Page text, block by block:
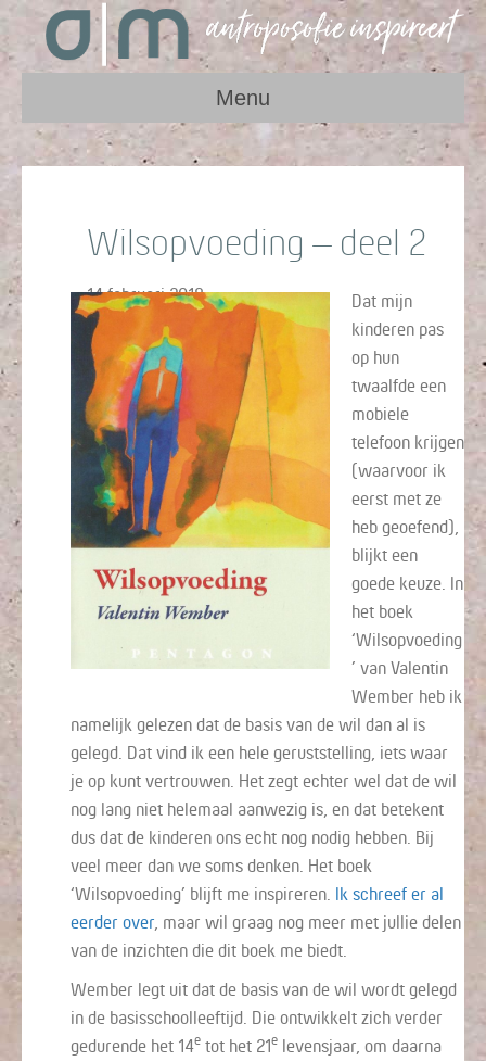
Menu
Wilsopvoeding – deel 2
14 februari 2018
Dat mijn
kinderen pas
op hun
twaalfde een
mobiele
telefoon krijgen
(waarvoor ik
eerst met ze
heb geoefend),
blijkt een
goede keuze. In
het boek
‘Wilsopvoeding
’ van Valentin
Wember heb ik
namelijk gelezen dat de basis van de wil dan al is
gelegd. Dat vind ik een hele geruststelling, iets waar
je op kunt vertrouwen. Het zegt echter wel dat de wil
nog lang niet helemaal aanwezig is, en dat betekent
dus dat de kinderen ons echt nog nodig hebben. Bij
veel meer dan we soms denken. Het boek
‘Wilsopvoeding’ blijft me inspireren. Ik schreef er al
eerder over , maar wil graag nog meer met jullie delen
van de inzichten die dit boek me biedt.
Wember legt uit dat de basis van de wil wordt gelegd
in de basisschoolleeftijd. Die ontwikkelt zich verder
gedurende het 14e tot het 21e levensjaar, om daarna